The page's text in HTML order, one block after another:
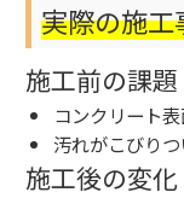
実際の施工
施工前の課題
コンクリート
汚れがこびりつ
施工後の変化